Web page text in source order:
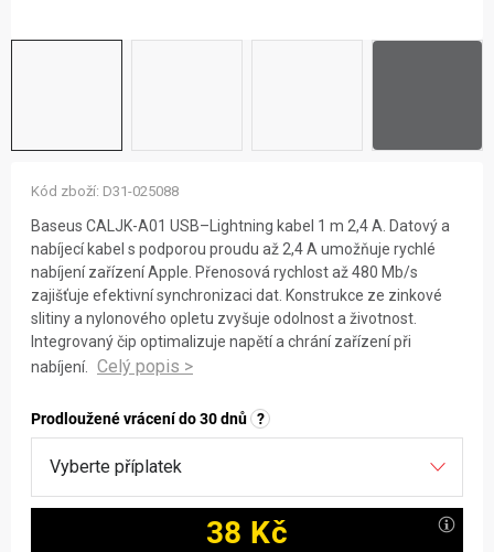
Baseus CALJK-A01 USB–Lightning kabel 1 m 2,4 A. Datový a
nabíjecí kabel s podporou proudu až 2,4 A umožňuje rychlé
nabíjení zařízení Apple. Přenosová rychlost až 480 Mb/s
zajišťuje efektivní synchronizaci dat. Konstrukce ze zinkové
slitiny a nylonového opletu zvyšuje odolnost a životnost.
Integrovaný čip optimalizuje napětí a chrání zařízení při
nabíjení.
Prodloužené vrácení do 30 dnů ?
38 Kč
Kód zboží: D31-025088